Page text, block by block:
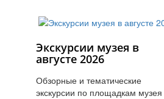
Экскурсии музея в
августе 2026
Обзорные и тематические
экскурсии по площадкам музея